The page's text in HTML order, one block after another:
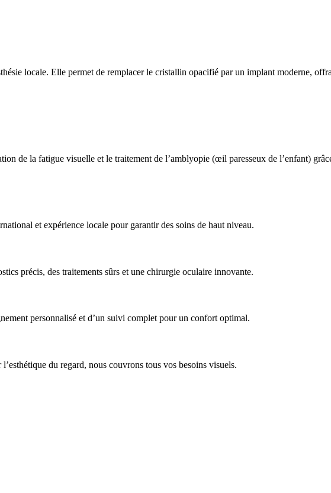
locale. Elle permet de remplacer le cristallin opacifié par un implant moderne,
de la fatigue visuelle et le traitement de l’amblyopie (œil paresseux de l’enfant)
et expérience locale pour garantir des soins de haut niveau.
précis, des traitements sûrs et une chirurgie oculaire innovante.
personnalisé et d’un suivi complet pour un confort optimal.
du regard, nous couvrons tous vos besoins visuels.